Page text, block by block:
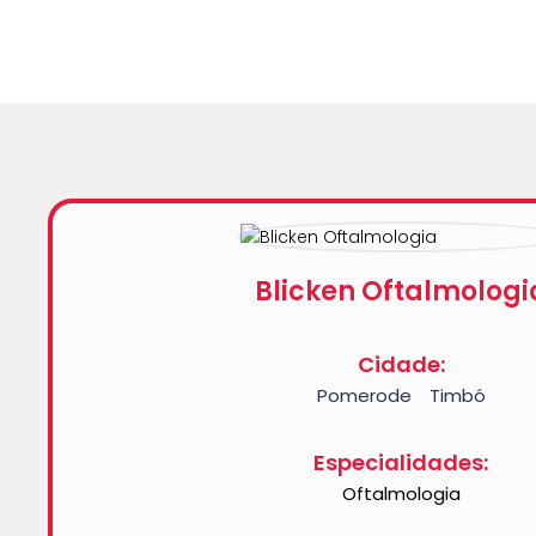
Blicken
Cidade:
Pomerode Timbó
Especialidades:
Oftalmologia